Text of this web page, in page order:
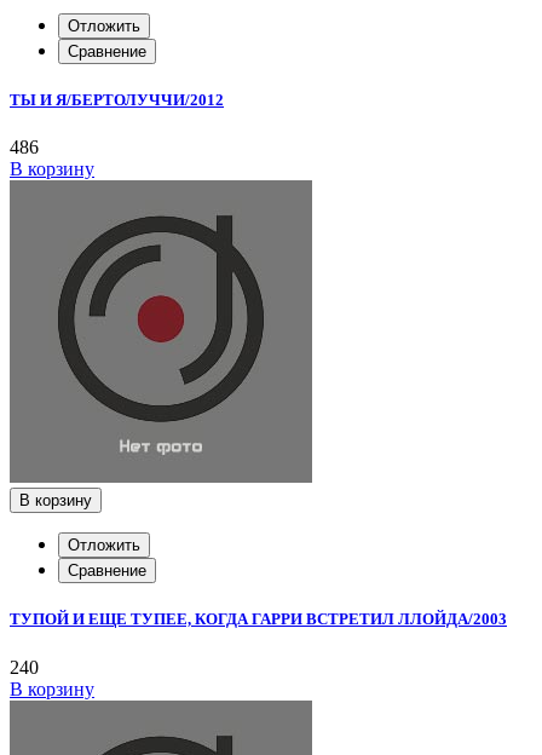
Отложить
Сравнение
ТЫ И Я/БЕРТОЛУЧЧИ/2012
486
В корзину
В корзину
Отложить
Сравнение
ТУПОЙ И ЕЩЕ ТУПЕЕ, КОГДА ГАРРИ ВСТРЕТИЛ ЛЛОЙДА/2003
240
В корзину